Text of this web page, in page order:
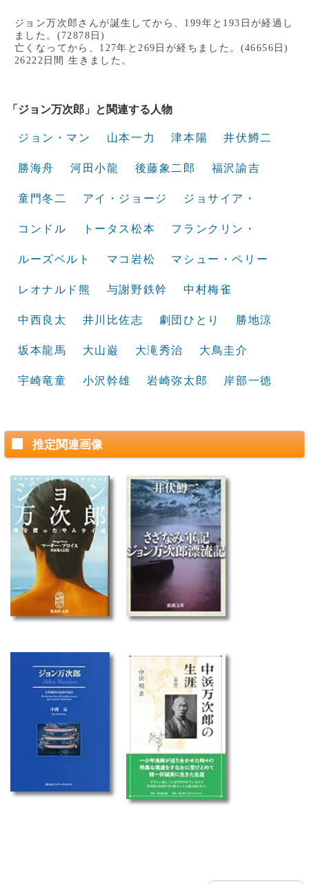
ジョン万次郎さんが誕生してから、199年と193日が経過し
ました。(72878日)
亡くなってから、127年と269日が経ちました。(46656日)
26222日間 生きました。
「ジョン万次郎」と関連する人物
ジョン・マン 山本一力 津本陽 井伏鱒二
勝海舟 河田小龍 後藤象二郎 福沢諭吉
童門冬二 アイ・ジョージ ジョサイア・
コンドル トータス松本 フランクリン・
ルーズベルト マコ岩松 マシュー・ペリー
レオナルド熊 与謝野鉄幹 中村梅雀
中西良太 井川比佐志 劇団ひとり 勝地涼
坂本龍馬 大山巌 大滝秀治 大鳥圭介
宇崎竜童 小沢幹雄 岩崎弥太郎 岸部一徳
推定関連画像